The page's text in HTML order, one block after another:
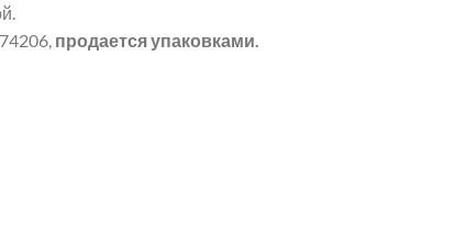
продается упаковками.